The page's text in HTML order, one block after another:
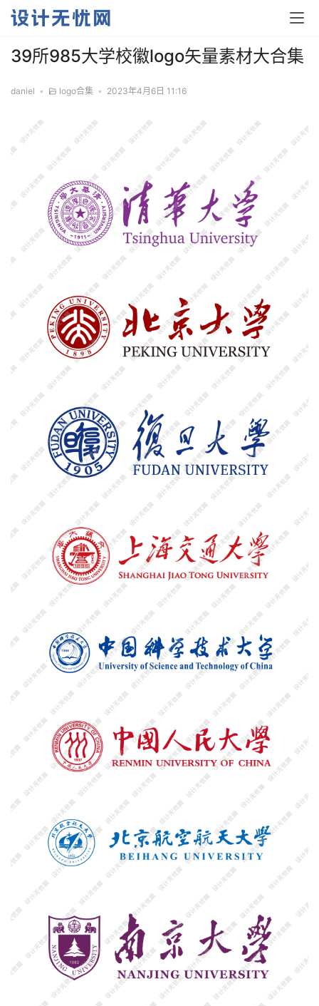
39所985大学校徽logo矢量素材大合集
daniel • logo合集 • 2023年4月6日 11:16